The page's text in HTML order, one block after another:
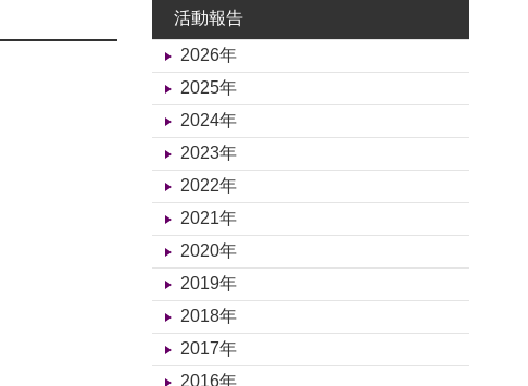
活動報告
2026年
2025年
2024年
2023年
2022年
2021年
2020年
2019年
2018年
2017年
2016年